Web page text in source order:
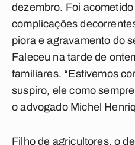
dezembro. Foi
complicações
piora e agravamento do
Faleceu na tarde de
familiares. “Estivemos
suspiro, ele como
o advogado Michel
Filho de agricultores, o